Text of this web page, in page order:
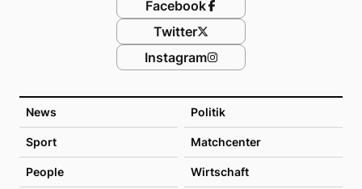
News Politik
Sport Matchcenter
People Wirtschaft
Facebook
Twitter
Instagram